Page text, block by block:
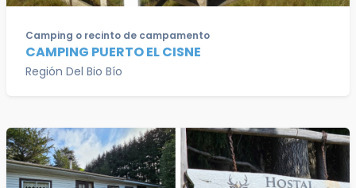
Camping o recinto de campamento
CAMPING PUERTO EL CISNE
Región Del Bio Bío